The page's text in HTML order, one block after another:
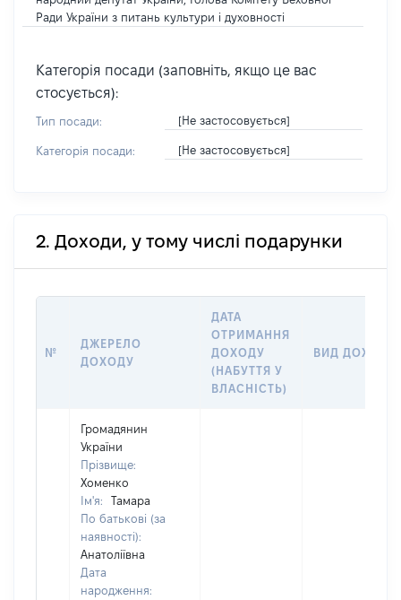
Ради України з питань культури і духовності
Категорія посади (заповніть, якщо це вас
стосується):
Тип посади: [Не застосовується]
Категорія посади: [Не застосовується]
2. Доходи, у тому числі подарунки
№
ДЖЕРЕЛО
ДОХОДУ
ДАТА
ОТРИМАННЯ
ДОХОДУ
(НАБУТТЯ У
ВЛАСНІСТЬ)
ВИД ДОХОДУ
Громадянин
України
Прізвище:
Хоменко
Ім'я:
Тамара
По батькові (за
наявності):
Анатоліївна
Дата
народження: